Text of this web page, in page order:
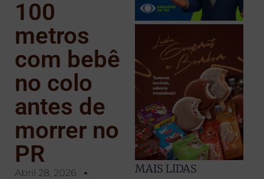
100
metros
com bebê
no colo
antes de
morrer no
PR
Abril 28, 2026
MAIS LIDAS